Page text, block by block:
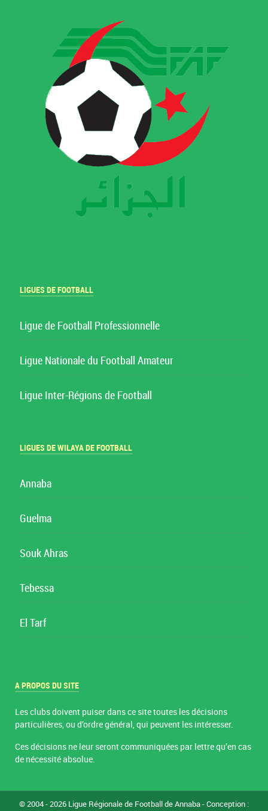
LIGUES DE FOOTBALL
Ligue de Football Professionnelle
Ligue Nationale du Football Amateur
Ligue Inter-Régions de Football
LIGUES DE WILAYA DE FOOTBALL
Annaba
Guelma
Souk Ahras
Tebessa
El Tarf
A PROPOS DU SITE
Les clubs doivent puiser dans ce site toutes les décisions
particulières, ou d’ordre général, qui peuvent les intéresser.
Ces décisions ne leur seront communiquées par lettre qu’en cas
de nécessité absolue.
© 2004 - 2026 Ligue Régionale de Football de Annaba - Conception :